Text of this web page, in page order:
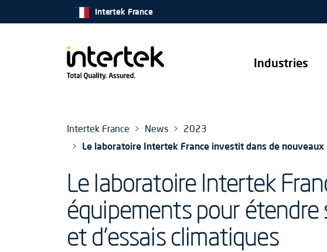
Industries
Intertek France
Intertek France News
2023
Le laboratoire Intertek France investit dans de
Le laboratoire Intertek
équipements pour
et d’essais climatiques